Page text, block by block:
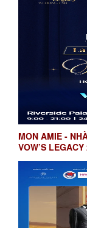
MON AMIE -
VOW’S